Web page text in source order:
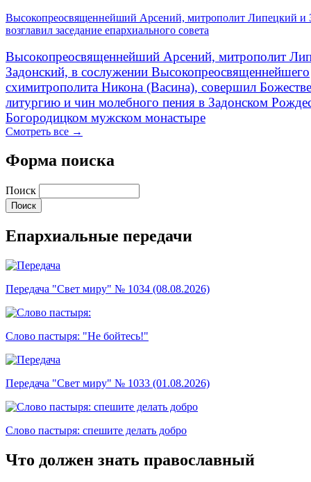
Высокопреосвященнейший Арсений, митрополит Липецкий и
возглавил заседание епархиального совета
Высокопреосвященнейший Арсений, митрополит
Задонский, в сослужении Высокопреосвященнейшего
схимитрополита Никона (Васина), совершил
литургию и чин молебного пения в Задонском
Богородицком мужском монастыре
Смотреть все →
Форма поиска
Поиск
Епархиальные передачи
Передача "Свет миру" № 1034 (08.08.2026)
Слово пастыря: "Не бойтесь!"
Передача "Свет миру" № 1033 (01.08.2026)
Слово пастыря: спешите делать добро
Что должен знать православный